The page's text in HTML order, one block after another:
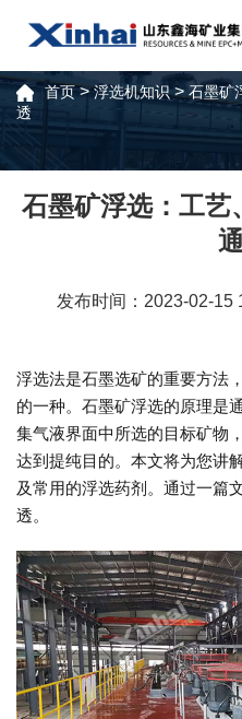
首页>浮选机知识>石墨矿
透
石墨矿浮选：工艺
发布时间：2023-02-15
浮选法是石墨选矿的重要方法
的一种。石墨矿浮选的原理是
集气液界面中所选的目标矿物
达到提纯目的。本文将为您讲
及常用的浮选药剂。通过一篇
透。